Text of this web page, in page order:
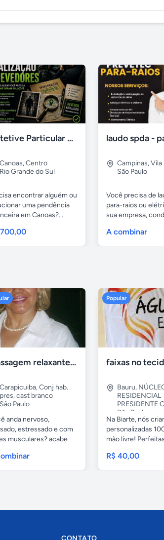
Detetive Particular em Canoas – Localização de Devedores
Canoas,Centro
Rio Grande do Sul
encontrar alguém ou
uma pendência
em Canoas?...
Campinas,Vila
São Paulo
Você precisa de
para-raios ou
sua empresa,
A combinar
Massagem relaxante- terapeutica e depilação
Carapicuiba,Conj hab.
pres. cast branco
São Paulo
anda nervoso,
estressado e com
musculares? acabe
Popular
Bauru,
RESIDENCIAL
PRESIDENTE
São Paulo
Na Biarte, nós
personalizadas
mão livre!
R$ 40,00
CONTATO